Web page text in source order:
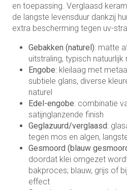
en toepassing. Verglaasd
de langste levensduur dankzij
extra bescherming tegen uv-
Gebakken (naturel): matte
uitstraling, typisch natuurlijk
Engobe: kleilaag met
subtiele glans, diverse
naturel
Edel-engobe: combinatie
satijnglanzende finish
Geglazuurd/verglaasd:
tegen mos en algen,
Gesmoord (blauw
doordat klei omgezet
bakproces; blauw, grijs of
effect